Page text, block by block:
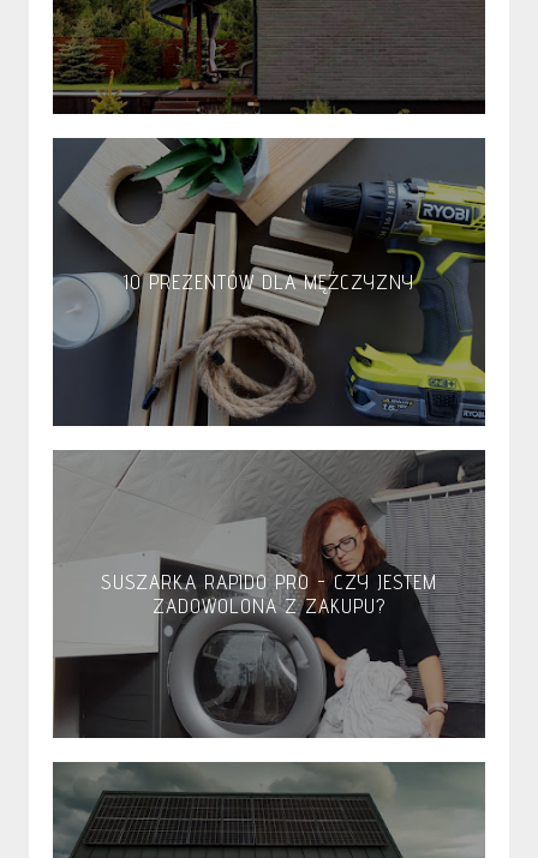
10 PREZENTÓW DLA MĘŻCZYZNY
SUSZARKA RAPIDO PRO - CZY JESTEM
ZADOWOLONA Z ZAKUPU?